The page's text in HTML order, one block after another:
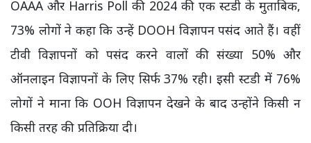
OAAA और Harris Poll की 2024 की एक स्टडी के मुताबिक,
73% लोगों ने कहा कि उन्हें DOOH विज्ञापन पसंद आते हैं। वहीं
टीवी विज्ञापनों को पसंद करने वालों की संख्या 50% और
ऑनलाइन विज्ञापनों के लिए सिर्फ 37% रही। इसी स्टडी में 76%
लोगों ने माना कि OOH विज्ञापन देखने के बाद उन्होंने किसी न
किसी तरह की प्रतिक्रिया दी।